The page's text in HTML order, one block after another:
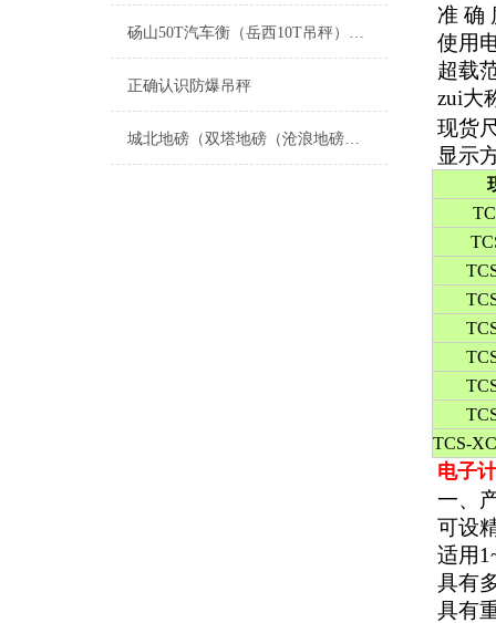
砀山50T汽车衡（岳西10T吊秤）绩溪电子地磅）定远200吨地磅维修
正确认识防爆吊秤
城北地磅（双塔地磅（沧浪地磅（胥江地磅）吴门桥地磅）友新地磅维修
准 确
使用
超载
zui大
现货
显示
TCS-
电子
一、
可设
适用
具有
具有